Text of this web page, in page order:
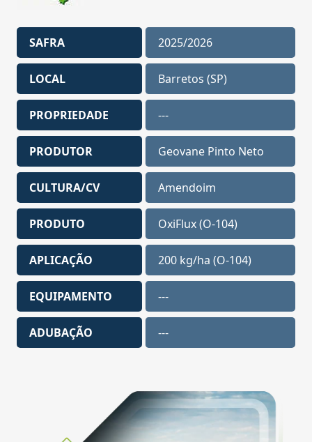
SAFRA 2025/2026
LOCAL Barretos (SP)
PROPRIEDADE ---
PRODUTOR Geovane Pinto Neto
CULTURA/CV Amendoim
PRODUTO OxiFlux (O-104)
APLICAÇÃO 200 kg/ha (O-104)
EQUIPAMENTO ---
ADUBAÇÃO ---